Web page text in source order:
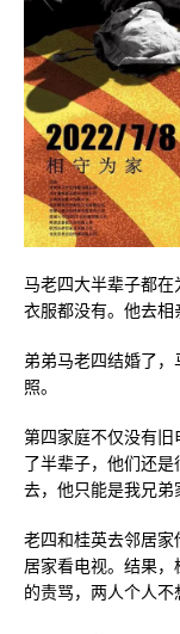
马老四大半辈子都
衣服都没有。他去相
弟弟马老四结婚了
照。
第四家庭不仅没有
了半辈子，他们还
去，他只能是我兄弟
老四和桂英去邻居
居家看电视。结果
的责骂，两人个人不